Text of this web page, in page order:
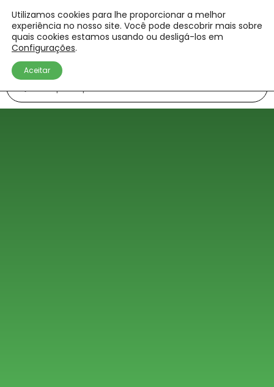
Utilizamos cookies para lhe proporcionar a melhor
experiência no nosso site. Você pode descobrir mais sobre
quais cookies estamos usando ou desligá-los em
Configurações.
Aceitar